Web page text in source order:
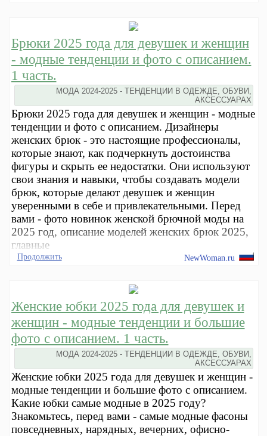
Брюки 2025 года для девушек и женщин
- модные тенденции и фото с описанием.
1 часть.
МОДА 2024-2025 - ТЕНДЕНЦИИ В ОДЕЖДЕ, ОБУВИ,
АКСЕССУАРАХ
Брюки 2025 года для девушек и женщин - модные
тенденции и фото с описанием. Дизайнеры
женских брюк - это настоящие профессионалы,
которые знают, как подчеркнуть достоинства
фигуры и скрыть ее недостатки. Они используют
свои знания и навыки, чтобы создавать модели
брюк, которые делают девушек и женщин
уверенными в себе и привлекательными. Перед
вами - фото новинок женской брючной моды на
2025 год, описание моделей женских брюк 2025,
главные
Продолжить NewWoman.ru
Женские юбки 2025 года для девушек и
женщин - модные тенденции и большие
фото с описанием. 1 часть.
МОДА 2024-2025 - ТЕНДЕНЦИИ В ОДЕЖДЕ, ОБУВИ,
АКСЕССУАРАХ
Женские юбки 2025 года для девушек и женщин -
модные тенденции и большие фото с описанием.
Какие юбки самые модные в 2025 году?
Знакомьтесь, перед вами - самые модные фасоны
повседневных, нарядных, вечерних, офисно-